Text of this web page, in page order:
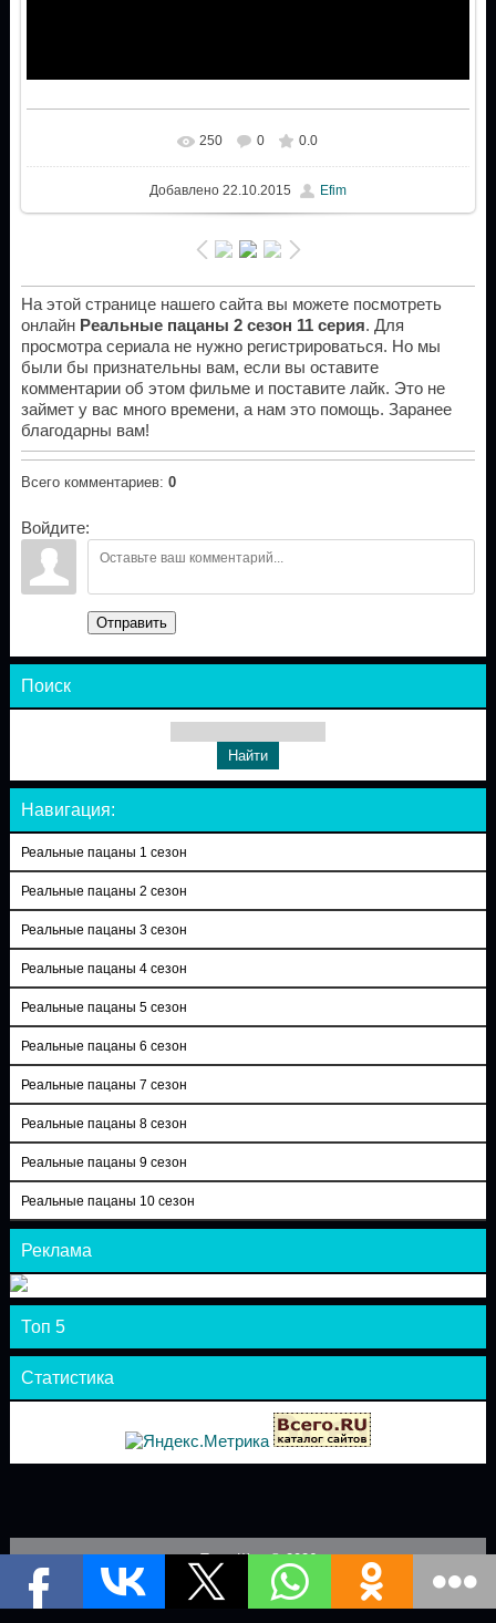
250 0 0.0
Добавлено22.10.2015 Efim
На этой странице нашего сайта вы можете посмотреть
онлайн Реальные пацаны 2 сезон 11 серия. Для
просмотра сериала не нужно регистрироваться. Но мы
были бы признательны вам, если вы оставите
комментарии об этом фильме и поставите лайк. Это не
займет у вас много времени, а нам это помощь. Заранее
благодарны вам!
Всего комментариев: 0
Войдите:
Отправить
Поиск
Навигация:
Реальные пацаны 1 сезон
Реальные пацаны 2 сезон
Реальные пацаны 3 сезон
Реальные пацаны 4 сезон
Реальные пацаны 5 сезон
Реальные пацаны 6 сезон
Реальные пацаны 7 сезон
Реальные пацаны 8 сезон
Реальные пацаны 9 сезон
Реальные пацаны 10 сезон
Реклама
Топ 5
Статистика
Теле-Шоу © 2026